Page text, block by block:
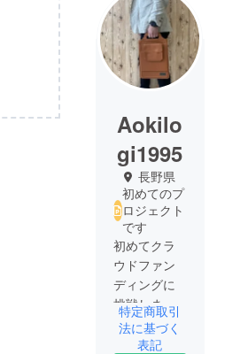
Aokilo
gi1995
長野県
初めてのプ
ロジェクト
です
初めてクラ
ウドファン
ディングに
挑戦しま
す！
応援よろし
特定商取引
法に基づく
表記